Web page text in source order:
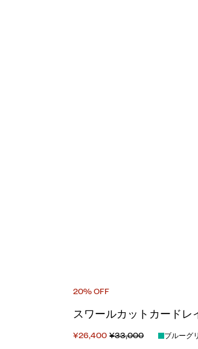
20% OFF
スワールカットカード
¥26,400 ¥33,000 ブルーグ